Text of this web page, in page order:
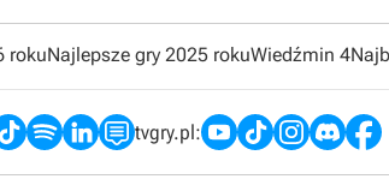
rokuNajlepsze gry 2025 rokuWiedźmin 4
tvgry.pl: